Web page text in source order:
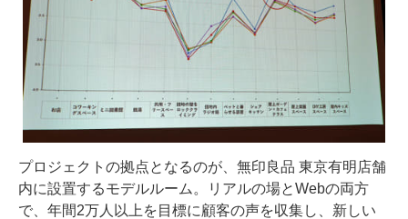
プロジェクトの拠点となるのが、無印良品 東京有明店舗
内に設置するモデルルーム。リアルの場とWebの両方
で、年間2万人以上を目標に顧客の声を収集し、新しい